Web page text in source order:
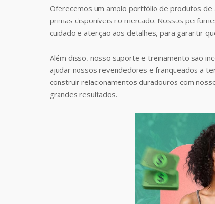
Oferecemos um amplo portfólio de produtos
primas disponíveis no mercado. Nossos
cuidado e atenção aos detalhes, para garantir
Além disso, nosso suporte e treinamento são
ajudar nossos revendedores e franqueados a
construir relacionamentos duradouros com
grandes resultados.